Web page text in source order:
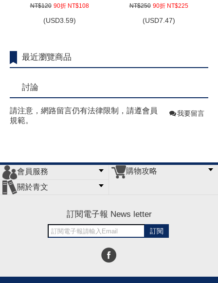
NT$120 90折 NT$108
(USD3.59)
NT$250 90折 NT$225
(USD7.47)
最近瀏覽商品
討論
請注意，網路留言仍有法律限制，請遵會員
規範。
我要留言
會員服務
會員辦法
客服信箱
隱私條款
網站導覽
購物攻略
關於青文
訂閱電子報 News letter
訂閱